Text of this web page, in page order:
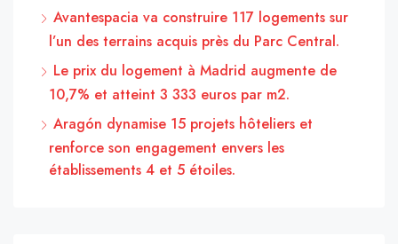
Avantespacia va construire 117 logements sur
l’un des terrains acquis près du Parc Central.
Le prix du logement à Madrid augmente de
10,7% et atteint 3 333 euros par m2.
Aragón dynamise 15 projets hôteliers et
renforce son engagement envers les
établissements 4 et 5 étoiles.